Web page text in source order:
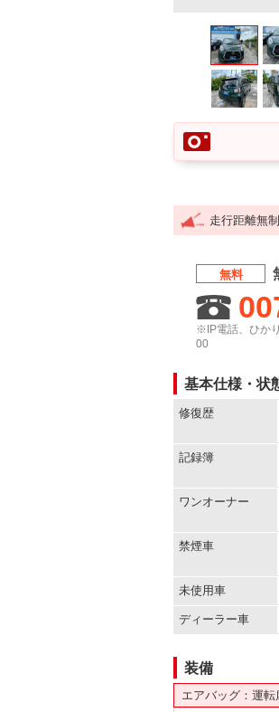
走行距離無
無料
※IP電話、ひか
00
基本仕様・状
修復歴
記録簿
ワンオーナー
禁煙車
未使用車
ディーラー車
装備
エアバッグ：運転